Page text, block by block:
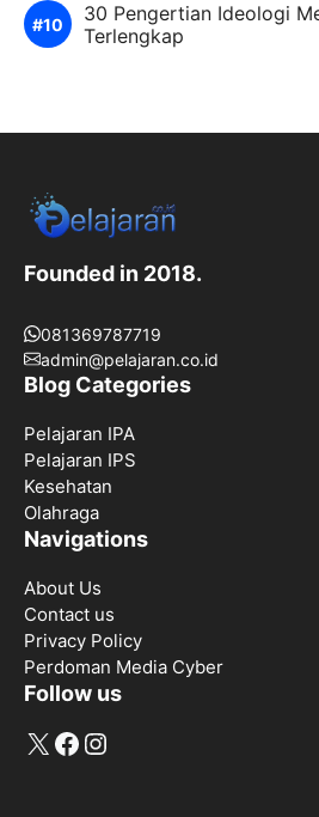
30 Pengertian Ideologi
Terlengkap
Founded in 2018.
081369787719
admin@pelajaran.co.id
Blog Categories
Pelajaran IPA
Pelajaran IPS
Kesehatan
Olahraga
Navigations
About Us
Contact us
Privacy Policy
Perdoman Media Cyber
Follow us
X Facebook
Instagram